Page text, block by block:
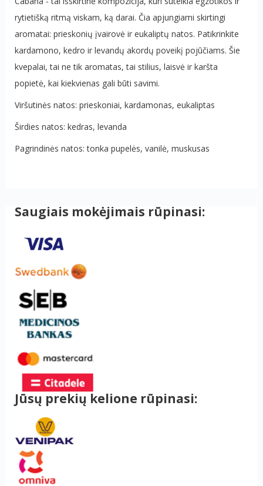
rytietišką ritmą viskam, ką darai. Čia apjungiami skirtingi
aromatai: prieskonių įvairovė ir eukaliptų natos. Patikrinkite
kardamono, kedro ir levandų akordų poveikį pojūčiams. Šie
kvepalai, tai ne tik aromatas, tai stilius, laisvė ir karšta
popietė, kai kiekvienas gali būti savimi.
Viršutinės natos: prieskoniai, kardamonas, eukaliptas
Širdies natos: kedras, levanda
Pagrindinės natos: tonka pupelės, vanilė, muskusas
Saugiais mokėjimais rūpinasi:
Jūsų prekių kelione rūpinasi: